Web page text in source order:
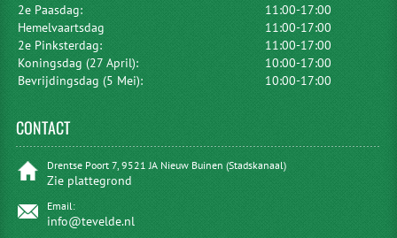
2e Paasdag:
11:00-17:00
Hemelvaartsdag
11:00-17:00
2e Pinksterdag:
11:00-17:00
Koningsdag (27 April):
10:00-17:00
Bevrijdingsdag (5 Mei):
10:00-17:00
CONTACT
Drentse Poort 7, 9521 JA Nieuw Buinen (Stadskanaal)
Zie plattegrond
Email:
info@tevelde.nl